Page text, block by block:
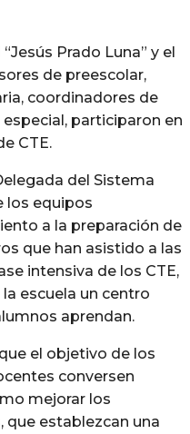
Prado Luna” y el
de preescolar,
coordinadores de
participaron en
CTE.
del Sistema
los equipos
a la preparación de
que han asistido a las
intensiva de los CTE,
escuela un centro
aprendan.
el objetivo de los
conversen
mejorar los
que establezcan una